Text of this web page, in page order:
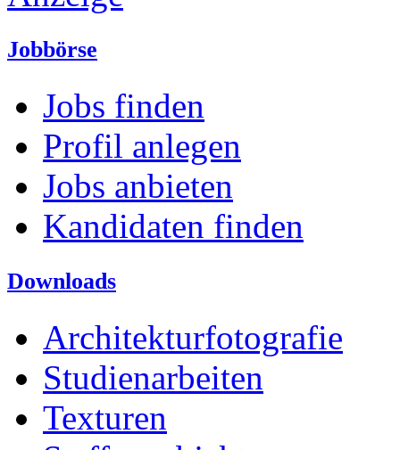
Jobbörse
Jobs finden
Profil anlegen
Jobs anbieten
Kandidaten finden
Downloads
Architekturfotografie
Studienarbeiten
Texturen